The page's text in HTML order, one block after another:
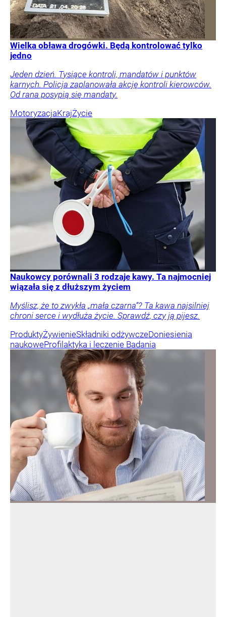
Wielka obława drogówki. Będą kontrolować tylko
jedno
Jeden dzień. Tysiące kontroli, mandatów i punktów
karnych. Policja zaplanowała akcję kontroli kierowców.
Od rana posypią się mandaty.
MotoryzacjaKrajŻycie
Naukowcy porównali 3 rodzaje kawy. Ta najmocniej
wiązała się z dłuższym życiem
Myślisz, że to zwykła „mała czarna”? Ta kawa najsilniej
chroni serce i wydłuża życie. Sprawdź, czy ją pijesz.
ProduktyŻywienieSkładniki odżywczeDoniesienia
naukoweProfilaktyka i leczenie Badania